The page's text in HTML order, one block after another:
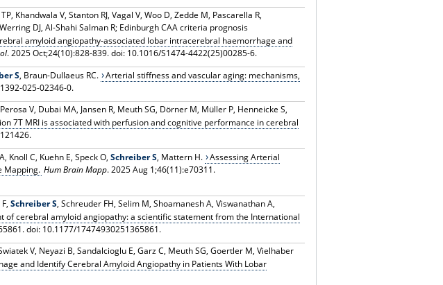
Khandwala V, Stanton RJ, Vagal V, Woo D, Zedde M, Pascarella R,
DJ, Al-Shahi Salman R; Edinburgh CAA criteria prognosis
amyloid angiopathy-associated lobar intracerebral haemorrhage and
. 2025 Oct;24(10):828-839. doi: 10.1016/S1474-4422(25)00285-6.
S, Braun-Dullaeus RC. Arterial stiffness and vascular aging: mechanisms,
025-02346-0.
V, Dubai MA, Jansen R, Meuth SG, Dörner M, Müller P, Henneicke S,
7T MRI is associated with perfusion and cognitive performance in cerebral
Knoll C, Kuehn E, Speck O,Schreiber S, Mattern H. Assessing Arterial
Mapping. Hum Brain Mapp. 2025 Aug 1;46(11):e70311.
F,Schreiber S, Schreuder FH, Selim M, Shoamanesh A, Viswanathan A,
of cerebral amyloid angiopathy: a scientific statement from the International
doi: 10.1177/17474930251365861.
V, Neyazi B, Sandalcioglu E, Garz C, Meuth SG, Goertler M, Vielhaber
and Identify Cerebral Amyloid Angiopathy in Patients With Lobar